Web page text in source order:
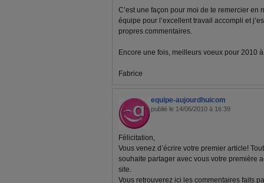
C’est une façon pour moi de te remercier en
équipe pour l’excellent travail accompli et
propres commentaires.
Encore une fois, meilleurs voeux pour 2010
Fabrice
equipe-aujourdhuicom
publié le 14/06/2010 à 16:39
Félicitation,
Vous venez d’écrire votre premier article!
souhaite partager avec vous votre première
site.
Vous retrouverez ici les commentaires faits